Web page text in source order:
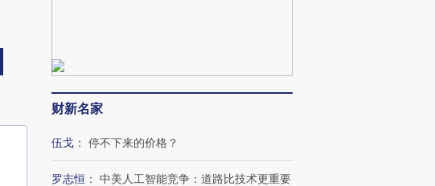
财新名家
伍戈 ： 停不下来的价格？
罗志恒 ： 中美人工智能竞争：道路比技术更重要